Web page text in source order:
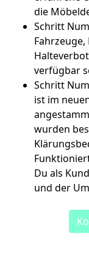
die
Schritt
Fahrzeuge,
verfügbar
Schritt
ist im
wurden
Du als
und der